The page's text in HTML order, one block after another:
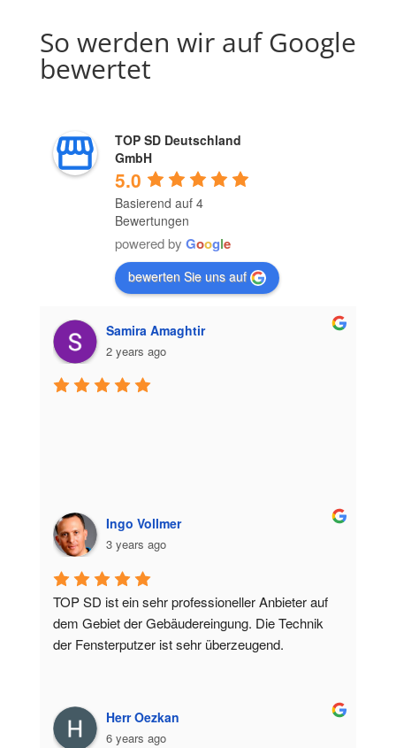
So werden wir auf Google
bewertet
TOP SD Deutschland
GmbH
5.0
Basierend auf 4
Bewertungen
powered by Google
bewerten Sie uns auf
Samira Amaghtir
2 years ago
Ingo Vollmer
3 years ago
TOP SD ist ein sehr professioneller Anbieter auf
dem Gebiet der Gebäudereingung. Die Technik
der Fensterputzer ist sehr überzeugend.
Herr Oezkan
6 years ago